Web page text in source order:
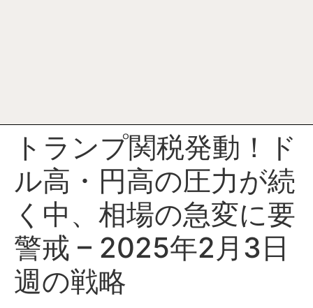
トランプ関税発動！ド
ル高・円高の圧力が続
く中、相場の急変に要
警戒 – 2025年2月3日
週の戦略